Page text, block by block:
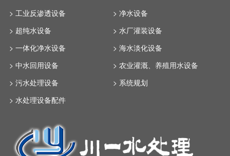
> 工业反渗透设备
> 净水设备
> 超纯水设备
> 水厂灌装设备
> 一体化净水设备
> 海水淡化设备
> 中水回用设备
> 农业灌溉、养殖用水设备
> 污水处理设备
> 系统规划
> 水处理设备配件